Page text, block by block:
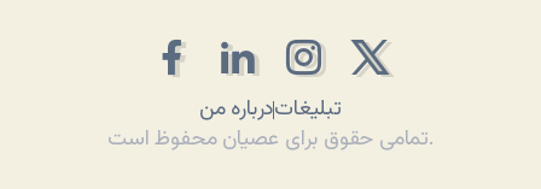
درباره منتبلیغات
تمامی حقوق برای عصیان محفوظ است.